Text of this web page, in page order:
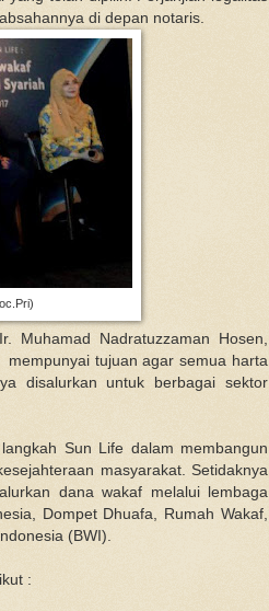
di depan notaris.
Muhamad Nadratuzzaman Hosen,
tujuan agar semua harta
disalurkan untuk berbagai sektor
Sun Life dalam membangun
masyarakat. Setidaknya
dana wakaf melalui lembaga
Dompet Dhuafa, Rumah Wakaf,
(BWI).
: